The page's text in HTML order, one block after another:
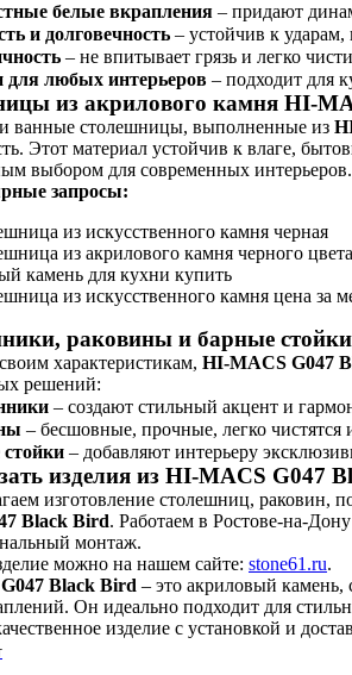
белые вкрапления – придают
и долговечность – устойчив к
– не впитывает грязь и легко
для любых интерьеров – подходит для
из акрилового камня HI-
ванные столешницы, выполненные из
Этот материал устойчив к влаге,
выбором для современных интерьеров.
запросы:
из искусственного камня черная
из акрилового камня черного цвета
камень для кухни купить
из искусственного камня цена за
раковины и барные
характеристикам, HI-MACS G047
решений:
– создают стильный акцент и
– бесшовные, прочные, легко чистятся
– добавляют интерьеру
изделия из HI-MACS G047
изготовление столешниц, раковин,
Black Bird. Работаем в Ростове-на-
монтаж.
можно на нашем сайте: stone61.ru.
Black Bird – это акриловый камень,
Он идеально подходит для
изделие с установкой и